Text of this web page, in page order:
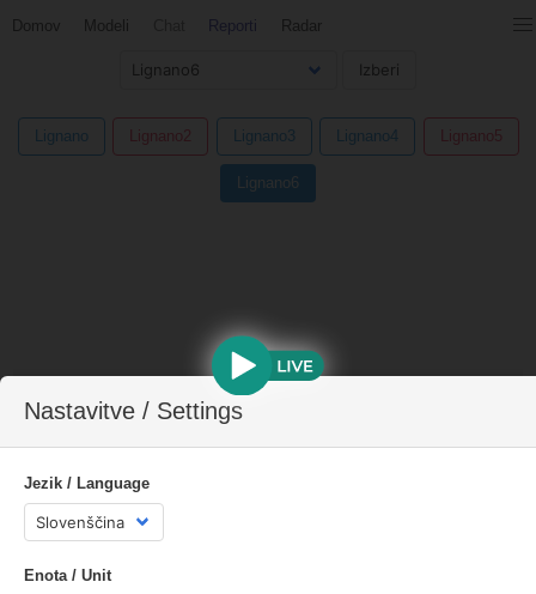
Domov Modeli Reporti Radar
Nastavitve / Settings
Jezik / Language
Enota / Unit
Lignano Lignano2 Lignano3 Lignano4 Lignano5
Lignano6